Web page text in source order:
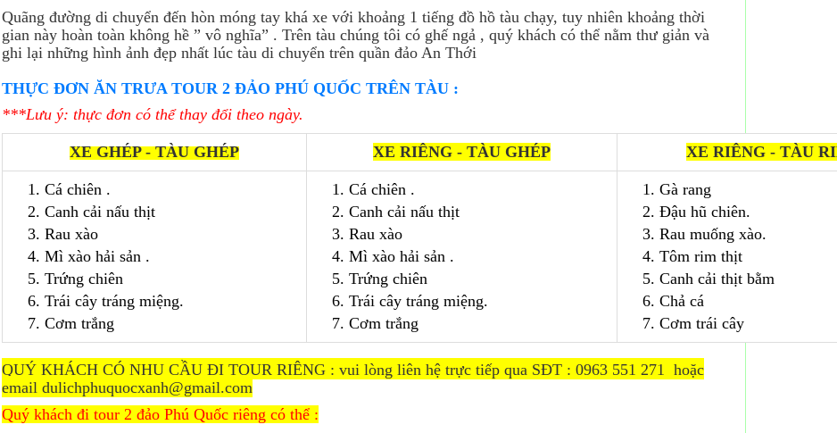
Quãng đường di chuyển đến hòn móng tay khá xe với khoảng 1 tiếng đồ hồ tàu chạy, tuy nhiên khoảng thời
gian này hoàn toàn không hề ” vô nghĩa” . Trên tàu chúng tôi có ghế ngả , quý khách có thể nằm thư giản và
ghi lại những hình ảnh đẹp nhất lúc tàu di chuyển trên quần đảo An Thới
THỰC ĐƠN ĂN TRƯA TOUR 2 ĐẢO PHÚ QUỐC TRÊN TÀU :
***Lưu ý: thực đơn có thể thay đổi theo ngày.
XE GHÉP - TÀU GHÉP XE RIÊNG - TÀU GHÉP XE RIÊNG - TÀU
1. Cá chiên .
2. Canh cải nấu thịt
3. Rau xào
4. Mì xào hải sản .
5. Trứng chiên
6. Trái cây tráng miệng.
7. Cơm trắng
1. Cá chiên .
2. Canh cải nấu thịt
3. Rau xào
4. Mì xào hải sản .
5. Trứng chiên
6. Trái cây tráng miệng.
7. Cơm trắng
1. Gà rang
2. Đậu hũ chiên.
3. Rau muống xào.
4. Tôm rim thịt
5. Canh cải thịt bằm
6. Chả cá
7. Cơm trái cây
QUÝ KHÁCH CÓ NHU CẦU ĐI TOUR RIÊNG : vui lòng liên hệ trực tiếp qua SĐT : 0963 551 271 hoặc
email dulichphuquocxanh@gmail.com
Quý khách đi tour 2 đảo Phú Quốc riêng có thể :